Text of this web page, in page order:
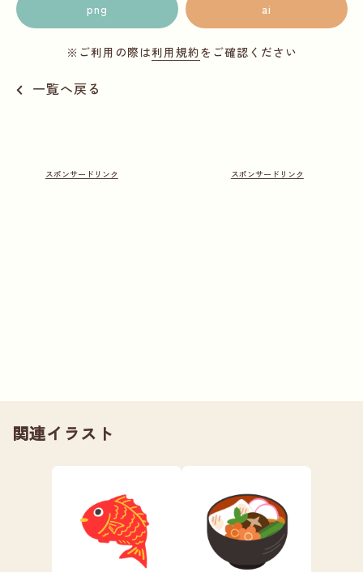
png ai
※ご利用の際は利用規約をご確認ください
一覧へ戻る
関連イラスト